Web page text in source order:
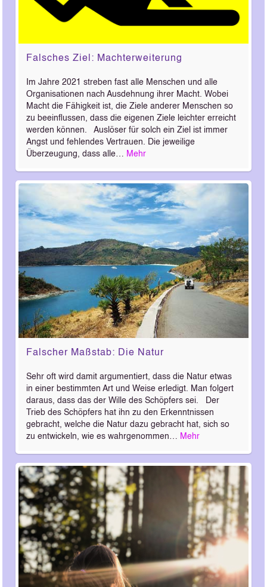
Falsches Ziel: Machterweiterung
Im Jahre 2021 streben fast alle Menschen und alle
Organisationen nach Ausdehnung ihrer Macht. Wobei
Macht die Fähigkeit ist, die Ziele anderer Menschen so
zu beeinflussen, dass die eigenen Ziele leichter erreicht
werden können. Auslöser für solch ein Ziel ist immer
Angst und fehlendes Vertrauen. Die jeweilige
Überzeugung, dass alle… Mehr
Falscher Maßstab: Die Natur
Sehr oft wird damit argumentiert, dass die Natur etwas
in einer bestimmten Art und Weise erledigt. Man folgert
daraus, dass das der Wille des Schöpfers sei. Der
Trieb des Schöpfers hat ihn zu den Erkenntnissen
gebracht, welche die Natur dazu gebracht hat, sich so
zu entwickeln, wie es wahrgenommen… Mehr